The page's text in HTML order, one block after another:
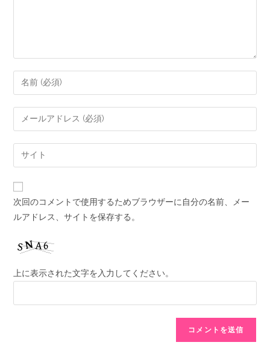
次回のコメントで使用するためブラウザーに自分の名前、メー
ルアドレス、サイトを保存する。
上に表示された文字を入力してください。